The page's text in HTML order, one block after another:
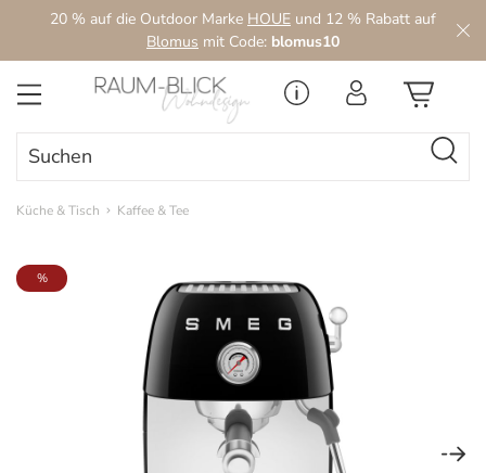
Zum Hauptinhalt springen
20 % auf die Outdoor Marke HOUE und 12 % Rabatt auf
Blomus mit Code: blomus10
Küche & Tisch Kaffee & Tee
Bildergalerie überspringen
%